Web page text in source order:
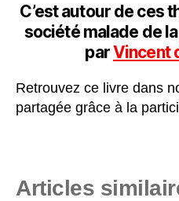
C’est autour de ces
société malade de
parVincent
Retrouvez ce livre dans
partagée grâce à la
Articles